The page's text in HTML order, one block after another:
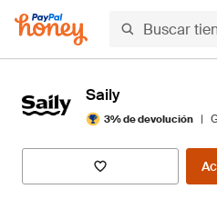
Saily
3% de devolución |